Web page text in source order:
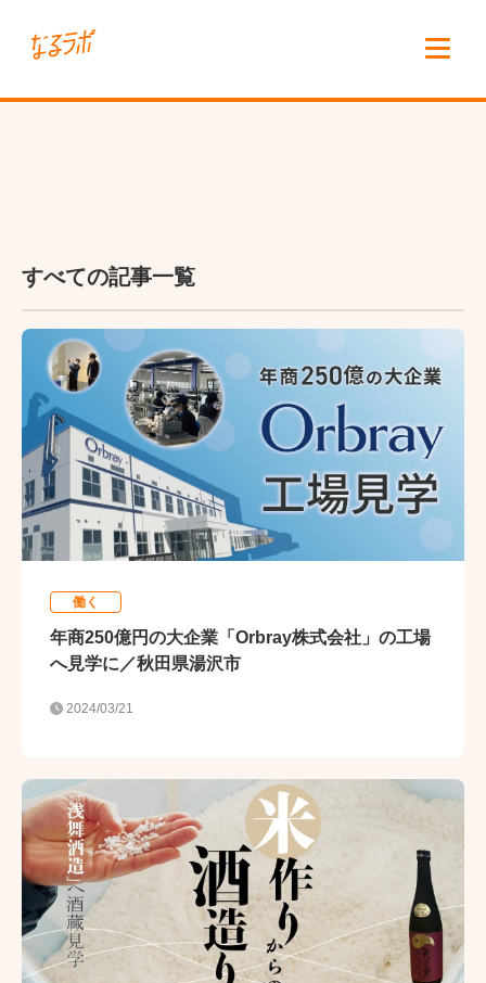
すべての記事一覧
働く
年商250億円の大企業「Orbray株式会社」の工場
へ見学に／秋田県湯沢市
2024/03/21